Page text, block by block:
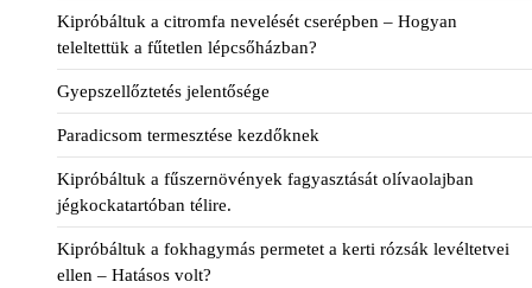
Kipróbáltuk a citromfa nevelését cserépben – Hogyan
teleltettük a fűtetlen lépcsőházban?
Gyepszellőztetés jelentősége
Paradicsom termesztése kezdőknek
Kipróbáltuk a fűszernövények fagyasztását olívaolajban
jégkockatartóban télire.
Kipróbáltuk a fokhagymás permetet a kerti rózsák levéltetvei
ellen – Hatásos volt?